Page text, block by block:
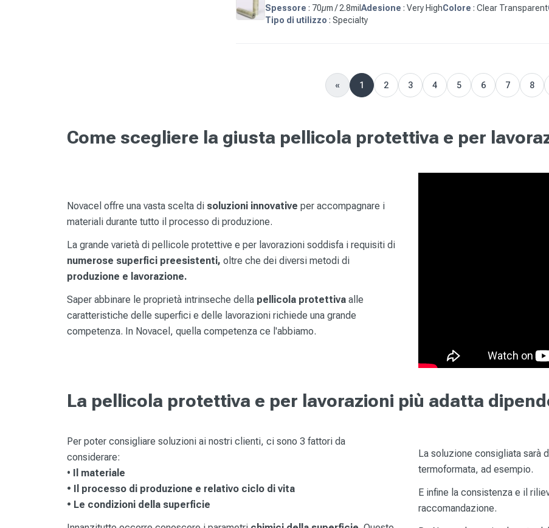
Spessore : 70µm / 2.8mil Adesione : Very HighColore : Clear Transparent
Tipo di utilizzo : Specialty
Previous
« 1 2 3 4 5 6 7 8
Come scegliere la giusta pellicola protettiva e per
Novacel offre una vasta scelta di soluzioni innovative per accompagnare i
materiali durante tutto il processo di produzione.
La grande varietà di pellicole protettive e per lavorazioni soddisfa i requisiti di
numerose superfici preesistenti, oltre che dei diversi metodi di
produzione e lavorazione.
Saper abbinare le proprietà intrinseche della pellicola protettivaalle
caratteristiche delle superfici e delle lavorazioni richiede una grande
competenza. In Novacel, quella competenza ce l'abbiamo.
La pellicola protettiva e per lavorazioni più adatta
Per poter consigliare soluzioni ai nostri clienti, ci sono 3 fattori da
considerare:
• Il materiale
• Il processo di produzione e relativo ciclo di vita
• Le condizioni della superficie
La soluzione consigliata sarà
termoformata, ad esempio.
E infine la consistenza e il
raccomandazione.